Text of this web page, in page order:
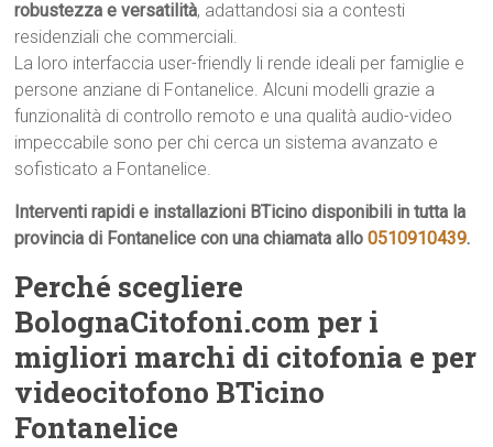
robustezza e versatilità, adattandosi sia a contesti
residenziali che commerciali.
La loro interfaccia user-friendly li rende ideali per famiglie e
persone anziane di Fontanelice. Alcuni modelli grazie a
funzionalità di controllo remoto e una qualità audio-video
impeccabile sono per chi cerca un sistema avanzato e
sofisticato a Fontanelice.
Interventi rapidi e installazioni BTicino disponibili in tutta la
provincia di Fontanelice con una chiamata allo0510910439.
Perché scegliere
BolognaCitofoni.com per i
migliori marchi di citofonia e per
videocitofono BTicino
Fontanelice